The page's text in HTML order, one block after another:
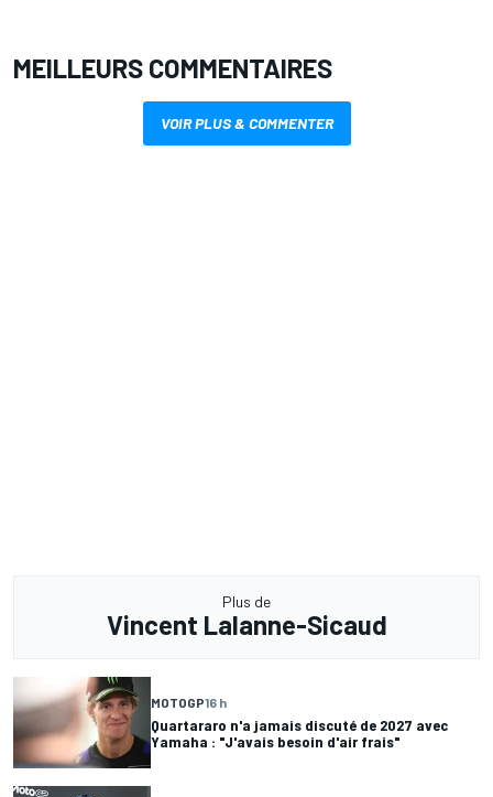
MEILLEURS COMMENTAIRES
VOIR PLUS & COMMENTER
Plus de
Vincent Lalanne-Sicaud
MOTOGP16 h
Quartararo n'a jamais discuté de 2027 avec
Yamaha : "J'avais besoin d'air frais"